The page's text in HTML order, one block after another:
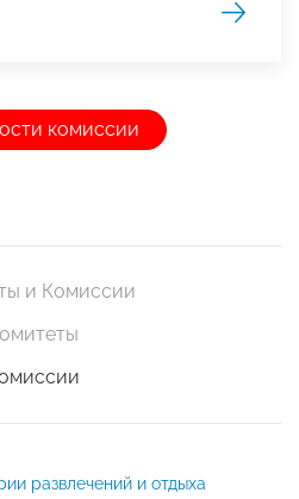
комиссии
и Комиссии
развлечений и отдыха